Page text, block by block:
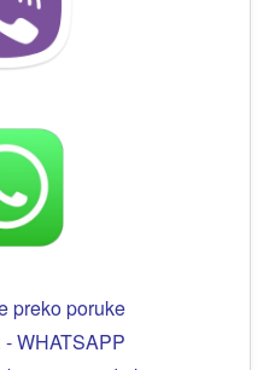
preko poruke
WHATSAPP